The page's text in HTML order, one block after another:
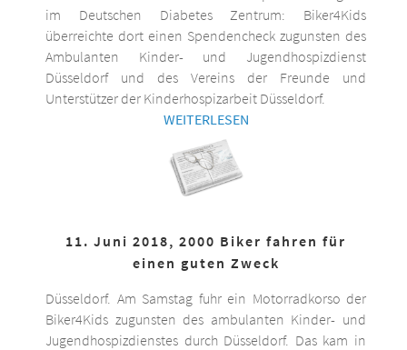
im Deutschen Diabetes Zentrum: Biker4Kids
überreichte dort einen Spendencheck zugunsten des
Ambulanten Kinder- und Jugendhospizdienst
Düsseldorf und des Vereins der Freunde und
Unterstützer der Kinderhospizarbeit Düsseldorf.
WEITERLESEN
11. Juni 2018, 2000 Biker fahren für
einen guten Zweck
Düsseldorf. Am Samstag fuhr ein Motorradkorso der
Biker4Kids zugunsten des ambulanten Kinder- und
Jugendhospizdienstes durch Düsseldorf. Das kam in